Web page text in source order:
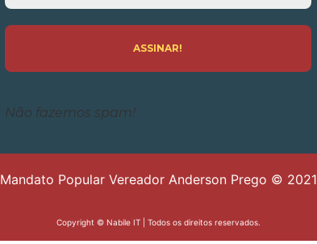
*
Não fazemos spam!
Mandato Popular Vereador Anderson Prego © 2021
Copyright © Nabile IT| Todos os direitos reservados.